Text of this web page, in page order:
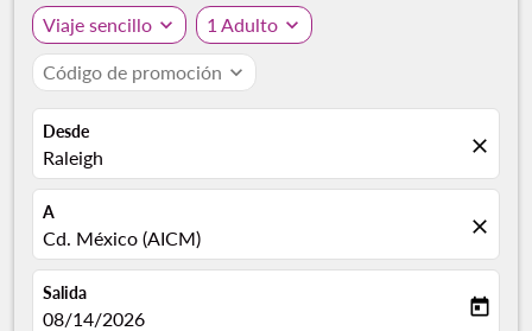
Viaje sencillo expand_more 1 Adulto expand_more
Código de promoción expand_more
Desde
Raleigh close
A
Cd. México (AICM) close
Salida
fc-booking-departure-date-aria-label
08/14/2026 today